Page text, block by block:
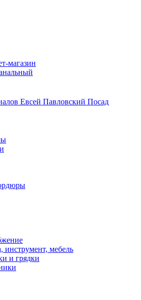
магазин
инструмент, мебель
и грядки